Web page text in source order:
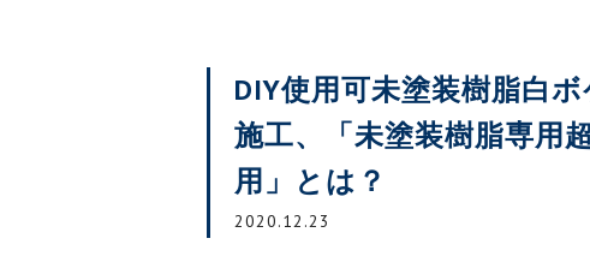
DIY使用可未塗装樹脂白
施工、「未塗装樹脂専用
用」とは？
2020.12.23